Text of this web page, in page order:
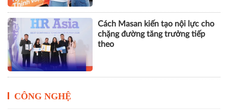
Cách Masan kiến tạo nội lực cho
chặng đường tăng trưởng tiếp
theo
CÔNG NGHỆ